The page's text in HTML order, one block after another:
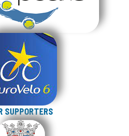
SUPPORTERS